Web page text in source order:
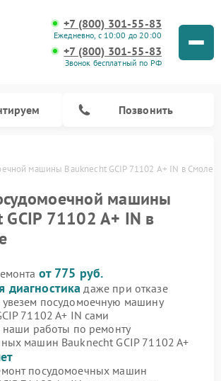
+7 (800) 301-55-83
Ежедневно, с 10:00 до 20:00
+7 (800) 301-55-83
Звонок бесплатный по РФ
Позвонить
машины Bauknecht GCIP 71102 A+ IN в
машины
GCIP 71102 A+ IN в
от 775 руб.
диагностика даже при отказе
посудомоечную машину
71102 A+ IN сами
наши работы по ремонту
машин Bauknecht GCIP 71102 A+
посудомоечных машин